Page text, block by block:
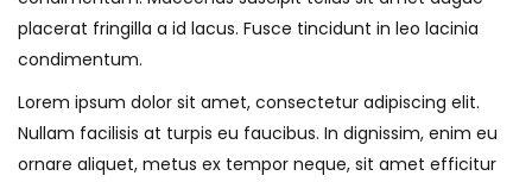
placerat fringilla a id lacus. Fusce tincidunt in leo lacinia
condimentum.
Lorem ipsum dolor sit amet, consectetur adipiscing elit.
Nullam facilisis at turpis eu faucibus. In dignissim, enim eu
ornare aliquet, metus ex tempor neque, sit amet efficitur